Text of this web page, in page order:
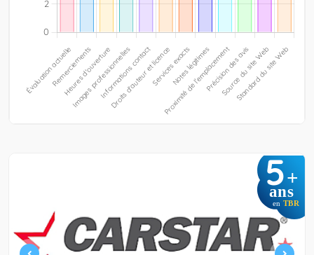
5+
ans
en TBR